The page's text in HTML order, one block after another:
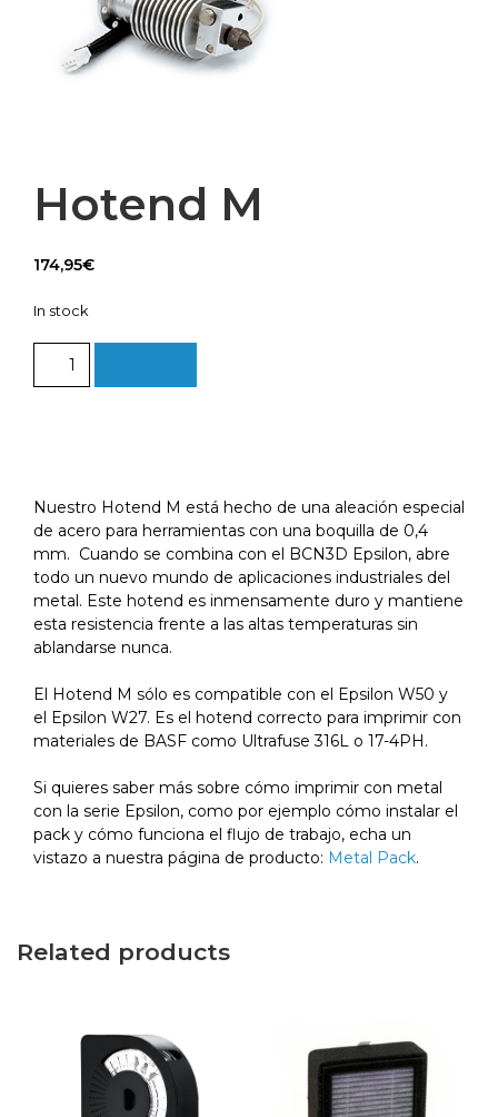
Hotend M
174,95€
In stock
Nuestro Hotend M está hecho de una aleación especial
de acero para herramientas con una boquilla de 0,4
mm. Cuando se combina con el BCN3D Epsilon, abre
todo un nuevo mundo de aplicaciones industriales del
metal. Este hotend es inmensamente duro y mantiene
esta resistencia frente a las altas temperaturas sin
ablandarse nunca.
El Hotend M sólo es compatible con el Epsilon W50 y
el Epsilon W27. Es el hotend correcto para imprimir con
materiales de BASF como Ultrafuse 316L o 17-4PH.
Si quieres saber más sobre cómo imprimir con metal
con la serie Epsilon, como por ejemplo cómo instalar el
pack y cómo funciona el flujo de trabajo, echa un
vistazo a nuestra página de producto: Metal Pack.
Related products